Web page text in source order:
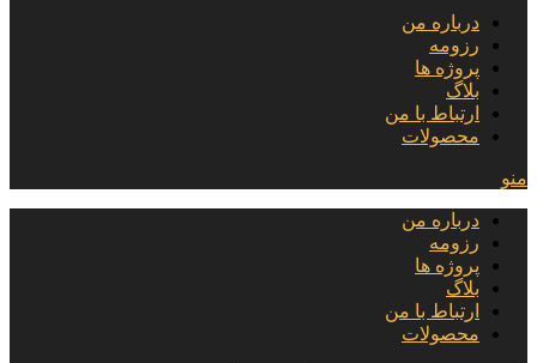
درباره من
رزومه
پروژه ها
بلاگ
ارتباط با من
محصولات
منو
درباره من
رزومه
پروژه ها
بلاگ
ارتباط با من
محصولات